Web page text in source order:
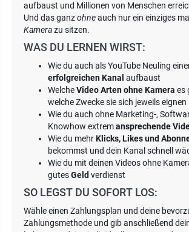
aufbaust und Millionen von Menschen
Und das ganzohneauch nur ein einziges mal
Kamerazu sitzen.
WAS DU LERNEN WIRST:
Wie du auch als YouTube Neuling
erfolgreichen Kanal aufbaust
WelcheVideo Arten ohne Kamera es
welche Zwecke sie sich jeweils eignen
Wie du auch ohne Marketing-,
Knowhow extremansprechende
Wie du mehrKlicks, Likes und
bekommst und dein Kanal schnell
Wie du mit deinen Videos ohne
gutesGeld verdienst
SO LEGST DU SOFORT LOS:
Wähle einen Zahlungsplan und deine
Zahlungsmethode und gib anschließend